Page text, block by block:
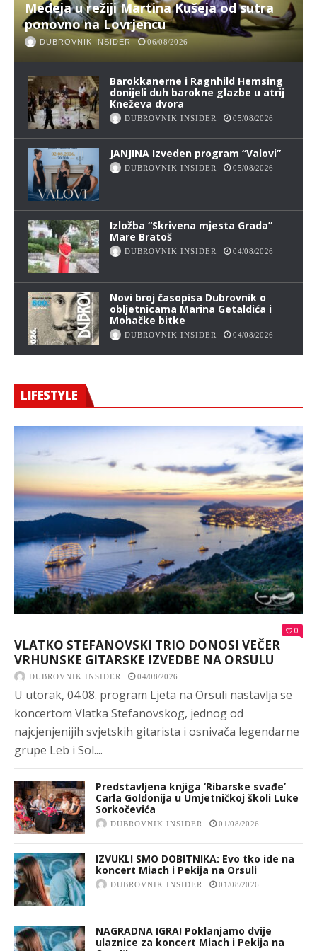
Medeja u režiji Martina Kušeja od sutra
ponovno na Lovrjencu
DUBROVNIK INSIDER 06/08/2026
Barokkanerne i Ragnhild Hemsing
donijeli duh barokne glazbe u atrij
Kneževa dvora
DUBROVNIK INSIDER 05/08/2026
JANJINA Izveden program “Valovi”
DUBROVNIK INSIDER 05/08/2026
Izložba “Skrivena mjesta Grada”
Mare Bratoš
DUBROVNIK INSIDER 04/08/2026
Novi broj časopisa Dubrovnik o
obljetnicama Marina Getaldića i
Mohačke bitke
DUBROVNIK INSIDER 04/08/2026
LIFESTYLE
0
VLATKO STEFANOVSKI TRIO DONOSI VEČER
VRHUNSKE GITARSKE IZVEDBE NA ORSULU
DUBROVNIK INSIDER 04/08/2026
U utorak, 04.08. program Ljeta na Orsuli nastavlja se
koncertom Vlatka Stefanovskog, jednog od
najcjenjenijih svjetskih gitarista i osnivača legendarne
grupe Leb i Sol....
Predstavljena knjiga ‘Ribarske svađe’
Carla Goldonija u Umjetničkoj školi Luke
Sorkočevića
DUBROVNIK INSIDER 01/08/2026
IZVUKLI SMO DOBITNIKA: Evo tko ide na
koncert Miach i Pekija na Orsuli
DUBROVNIK INSIDER 01/08/2026
NAGRADNA IGRA! Poklanjamo dvije
ulaznice za koncert Miach i Pekija na